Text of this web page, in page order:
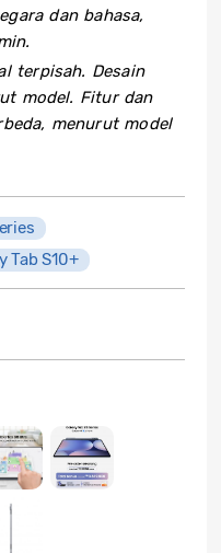
dan bahasa,
terpisah. Desain
model. Fitur dan
menurut model
Tab S10+